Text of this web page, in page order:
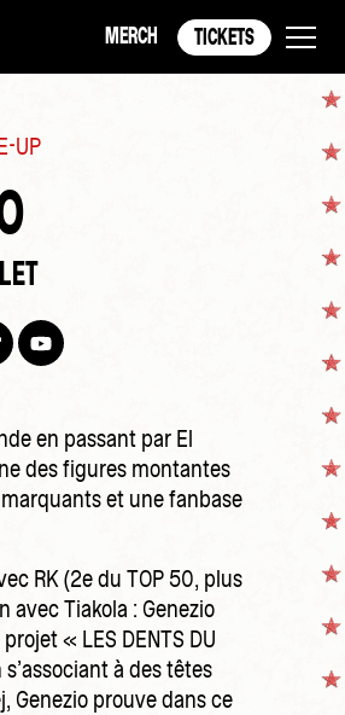
MERCH TICKETS
UP
en passant par El
des figures montantes
et une fanbase
RK (2e du TOP 50, plus
Tiakola : Genezio
« LES DENTS DU
à des têtes
Genezio prouve dans ce